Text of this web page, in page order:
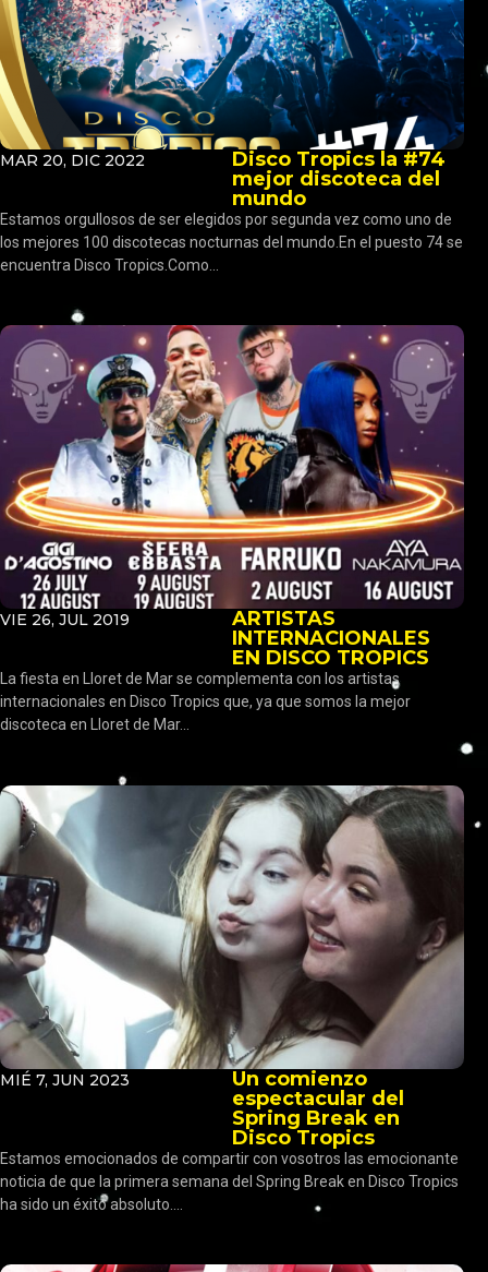
MAR 20, DIC 2022
Disco Tropics la #74
mejor discoteca del
mundo
Estamos orgullosos de ser elegidos por segunda vez como uno de
los mejores 100 discotecas nocturnas del mundo.En el puesto 74 se
encuentra Disco Tropics.Como...
VIE 26, JUL 2019
ARTISTAS
INTERNACIONALES
EN DISCO TROPICS
La fiesta en Lloret de Mar se complementa con los artistas
internacionales en Disco Tropics que, ya que somos la mejor
discoteca en Lloret de Mar...
MIÉ 7, JUN 2023
Un comienzo
espectacular del
Spring Break en
Disco Tropics
Estamos emocionados de compartir con vosotros las emocionante
noticia de que la primera semana del Spring Break en Disco Tropics
ha sido un éxito absoluto....